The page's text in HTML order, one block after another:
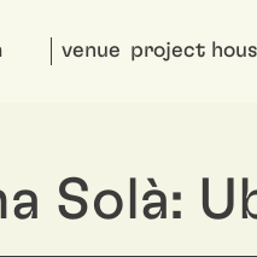
venue project
Solà: